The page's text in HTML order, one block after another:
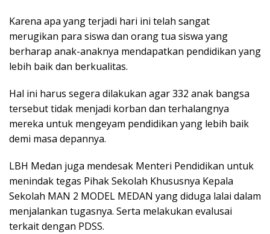
Karena apa yang terjadi hari ini telah sangat
merugikan para siswa dan orang tua siswa yang
berharap anak-anaknya mendapatkan pendidikan yang
lebih baik dan berkualitas.
Hal ini harus segera dilakukan agar 332 anak bangsa
tersebut tidak menjadi korban dan terhalangnya
mereka untuk mengeyam pendidikan yang lebih baik
demi masa depannya.
LBH Medan juga mendesak Menteri Pendidikan untuk
menindak tegas Pihak Sekolah Khususnya Kepala
Sekolah MAN 2 MODEL MEDAN yang diduga lalai dalam
menjalankan tugasnya. Serta melakukan evalusai
terkait dengan PDSS.